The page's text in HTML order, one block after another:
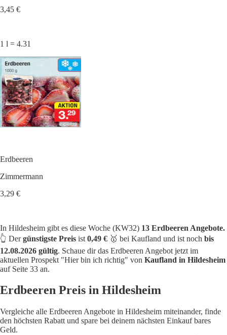
3,45 €
1 l = 4.31
Erdbeeren
Zimmermann
3,29 €
In Hildesheim gibt es diese Woche (KW32) 13 Erdbeeren Angebote.
👆 Dergünstigste Preis ist 0,49 € 🥇 bei Kaufland und ist noch bis
12.08.2026 gültig. Schaue dir das Erdbeeren Angebot jetzt im
aktuellen Prospekt "Hier bin ich richtig" von Kaufland in Hildesheim
auf Seite 33 an.
Erdbeeren Preis in Hildesheim
Vergleiche alle Erdbeeren Angebote in Hildesheim miteinander, finde
den höchsten Rabatt und spare bei deinem nächsten Einkauf bares
Geld.